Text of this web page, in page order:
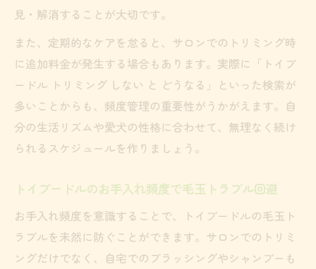
見・解消することが大切です。
また、定期的なケアを怠ると、サロンでのトリミング時
に追加料金が発生する場合もあります。実際に「トイプ
ードル トリミング しない と どうなる」といった検索が
多いことからも、頻度管理の重要性がうかがえます。自
分の生活リズムや愛犬の性格に合わせて、無理なく続け
られるスケジュールを作りましょう。
トイプードルのお手入れ頻度で毛玉トラブル回避
お手入れ頻度を意識することで、トイプードルの毛玉ト
ラブルを未然に防ぐことができます。サロンでのトリミ
ングだけでなく、自宅でのブラッシングやシャンプーも